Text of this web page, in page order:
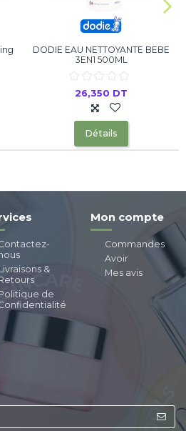
DODIE EAU NETTOYANTE BEBE
3EN1 500ML
26,350 DT
Détails
&
de
Mon compte
Commandes
Avoir
Mes avis